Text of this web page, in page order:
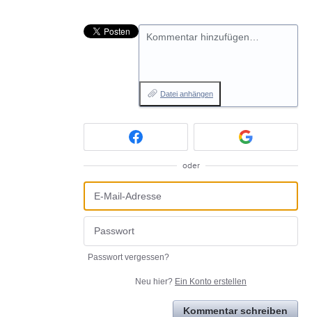
Kommentar hinzufügen…
Datei anhängen
oder
Passwort vergessen?
Neu hier? Ein Konto erstellen
Kommentar schreiben